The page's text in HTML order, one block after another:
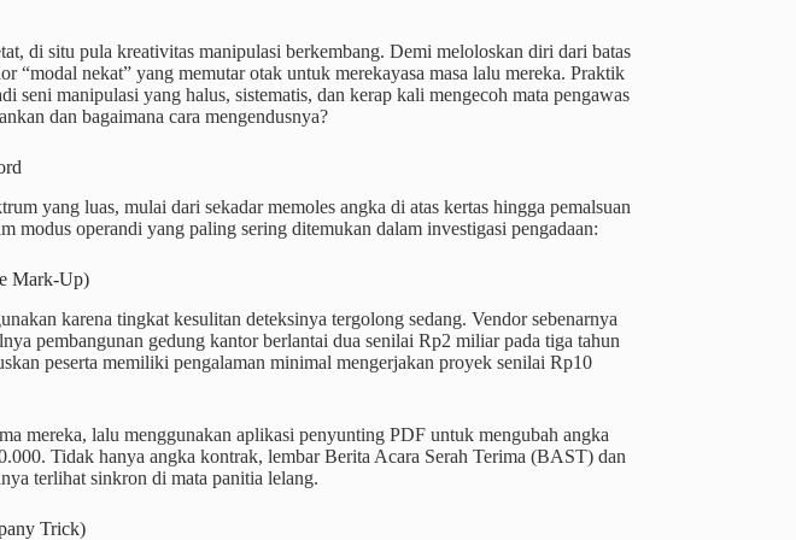
di situ pula kreativitas manipulasi berkembang. Demi meloloskan diri dari batas
“modal nekat” yang memutar otak untuk merekayasa masa lalu mereka. Praktik
seni manipulasi yang halus, sistematis, dan kerap kali mengecoh mata pengawas
dan bagaimana cara mengendusnya?
yang luas, mulai dari sekadar memoles angka di atas kertas hingga pemalsuan
modus operandi yang paling sering ditemukan dalam investigasi pengadaan:
Mark-Up)
karena tingkat kesulitan deteksinya tergolong sedang. Vendor sebenarnya
pembangunan gedung kantor berlantai dua senilai Rp2 miliar pada tiga tahun
peserta memiliki pengalaman minimal mengerjakan proyek senilai Rp10
mereka, lalu menggunakan aplikasi penyunting PDF untuk mengubah angka
Tidak hanya angka kontrak, lembar Berita Acara Serah Terima (BAST) dan
terlihat sinkron di mata panitia lelang.
Trick)